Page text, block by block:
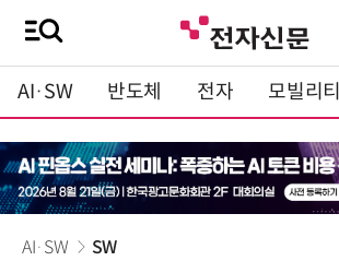
AI·SW 반도체 전자 모빌리티
AI·SW SW